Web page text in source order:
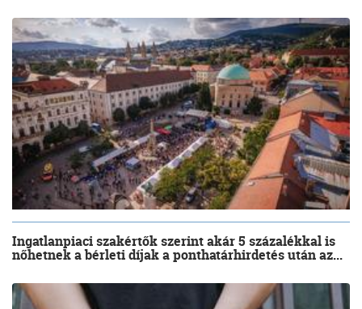
Ingatlanpiaci szakértők szerint akár 5 százalékkal is
nőhetnek a bérleti díjak a ponthatárhirdetés után az...